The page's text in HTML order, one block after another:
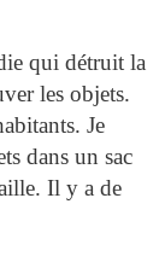
qui détruit la
les objets.
Je
dans un sac
Il y a de